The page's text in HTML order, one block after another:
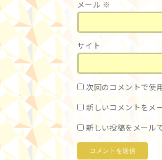
メール ※
サイト
次回のコメントで使
新しいコメントをメ
新しい投稿をメール